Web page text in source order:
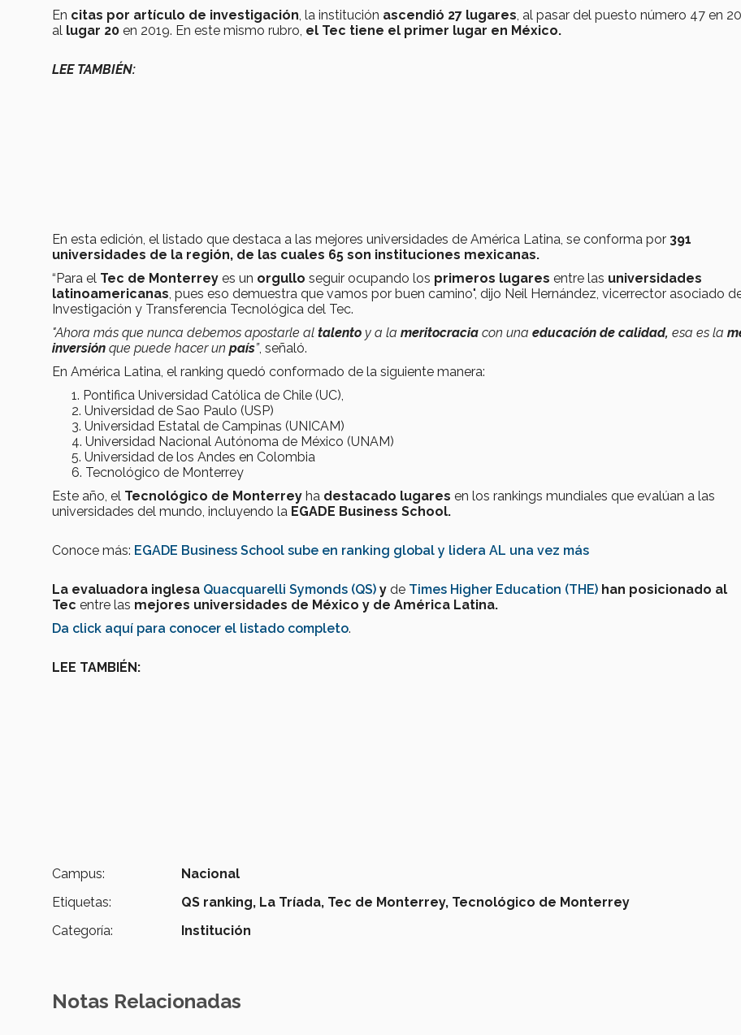
En citas por artículo de investigación , la institución ascendió 27 lugares , al pasar del puesto número 47 en
al lugar 20 en 2019. En este mismo rubro, el Tec tiene el primer lugar en México.
LEE TAMBIÉN:
En esta edición, el listado que destaca a las mejores universidades de América Latina, se conforma por 391
universidades de la región, de las cuales 65 son instituciones mexicanas.
“Para el Tec de Monterrey es un orgullo seguir ocupando los primeros lugares entre las universidades
latinoamericanas , pues eso demuestra que vamos por buen camino", dijo Neil Hernández, vicerrector asociado
Investigación y Transferencia Tecnológica del Tec.
"Ahora más que nunca debemos apostarle al talento y a la meritocracia con una educación de calidad, esa es la
inversión que puede hacer un país”, señaló.
En América Latina, el ranking quedó conformado de la siguiente manera:
Pontifica Universidad Católica de Chile (UC),
Universidad de Sao Paulo (USP)
Universidad Estatal de Campinas (UNICAM)
Universidad Nacional Autónoma de México (UNAM)
Universidad de los Andes en Colombia
Tecnológico de Monterrey
Este año, el Tecnológico de Monterrey ha destacado lugares en los rankings mundiales que evalúan a las
universidades del mundo, incluyendo la EGADE Business School.
Conoce más: EGADE Business School sube en ranking global y lidera AL una vez más
La evaluadora inglesa Quacquarelli Symonds (QS) y de Times Higher Education (THE) han posicionado al
Tec entre las mejores universidades de México y de América Latina.
Da click aquí para conocer el listado completo.
LEE TAMBIÉN:
Campus:
Nacional
Etiquetas:
QS ranking, La Tríada, Tec de Monterrey, Tecnológico de Monterrey
Categoría:
Institución
Notas Relacionadas